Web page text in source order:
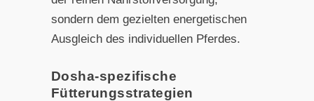
sondern dem gezielten energetischen
Ausgleich des individuellen Pferdes.
Dosha-spezifische
Fütterungsstrategien